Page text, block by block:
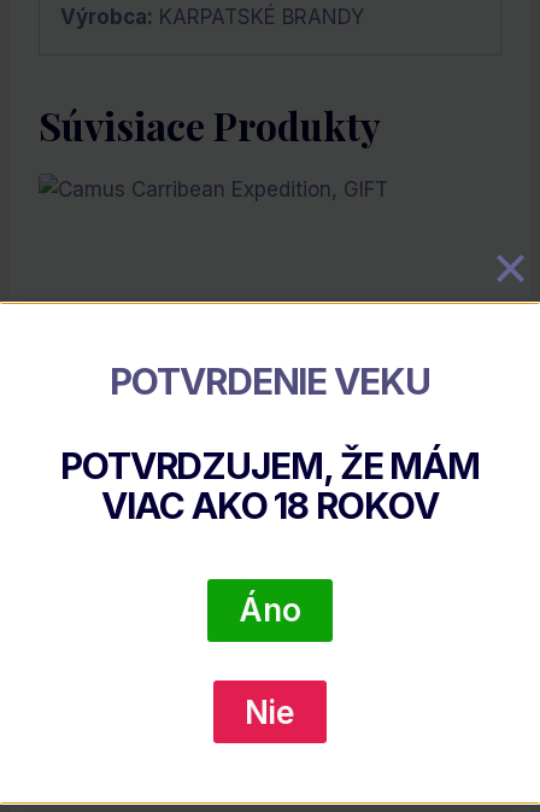
Výrobca: KARPATSKÉ BRANDY
Súvisiace Produkty
Camus Carribean Expedition, GIFT
203.98
DETAIL PRODUKTU
POTVRDENIE VEKU
POTVRDZUJEM, ŽE MÁM
VIAC AKO18 ROKOV
Áno
Nie